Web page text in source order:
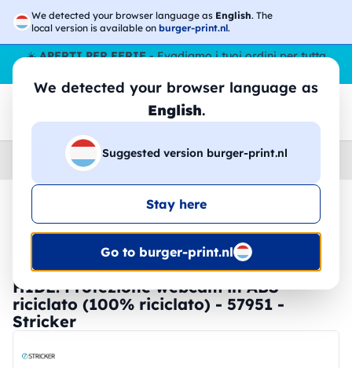
We detected your browser language as English. The
local version is available on burger-print.nl.
We detected your browser language as
English.
Suggested version burger-print.nl
Stay here
Go to burger-print.nl
☀️APERTI PER FERIE- Evadiamo i tuoi ordini per tutta
Accessori › Tecnologia
🔥 -30% Stampa DTF
HIDE. Protezione webcam in ABS
riciclato (100% riciclato) - 57951 -
Stricker